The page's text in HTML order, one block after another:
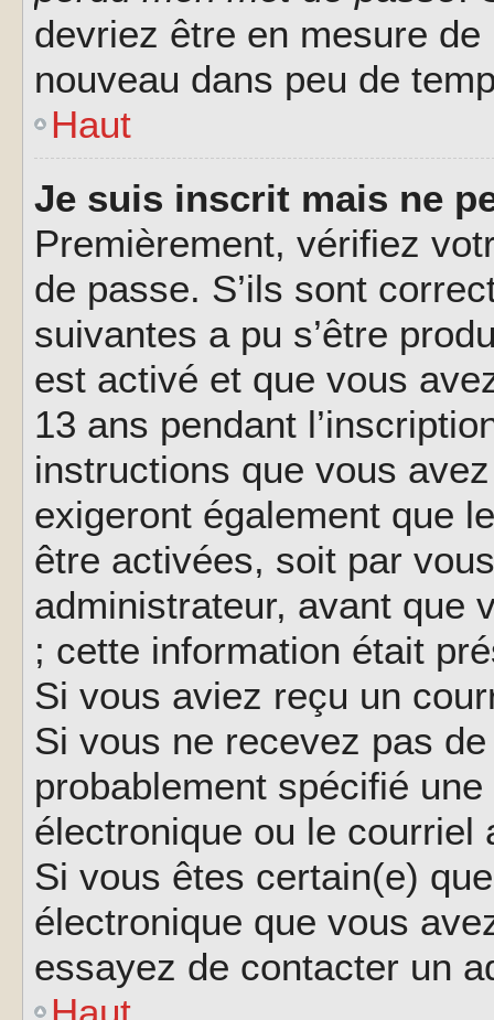
devriez être en mesure
nouveau dans peu de
Haut
Je suis inscrit mais ne
Premièrement, vérifiez
de passe. S’ils sont
suivantes a pu s’être
est activé et que vous
13 ans pendant
instructions que vous
exigeront également que
être activées, soit par
administrateur, avant que
; cette information était
Si vous aviez reçu un
Si vous ne recevez pas
probablement spécifié
électronique ou le courriel
Si vous êtes certain(e)
électronique que vous
essayez de contacter un